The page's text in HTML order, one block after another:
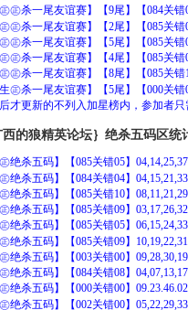
㊣杀一尾友谊赛】【9尾】【084关错
㊣杀一尾友谊赛】【2尾】【085关错
㊣杀一尾友谊赛】【5尾】【085关错
㊣杀一尾友谊赛】【4尾】【085关错
㊣杀一尾友谊赛】【8尾】【085关错
㊣杀一尾友谊赛】【5尾】【000关错
才更新的不列入加星榜内，参加者
西的狼精英论坛｝绝杀五码区
绝杀五码】【085关错05】
绝杀五码】【084关错04】
绝杀五码】【085关错10】
绝杀五码】【085关错09】
绝杀五码】【085关错05】
绝杀五码】【085关错09】
绝杀五码】【003关错00】
绝杀五码】【084关错08】
绝杀五码】【000关错00】
绝杀五码】【002关错00】